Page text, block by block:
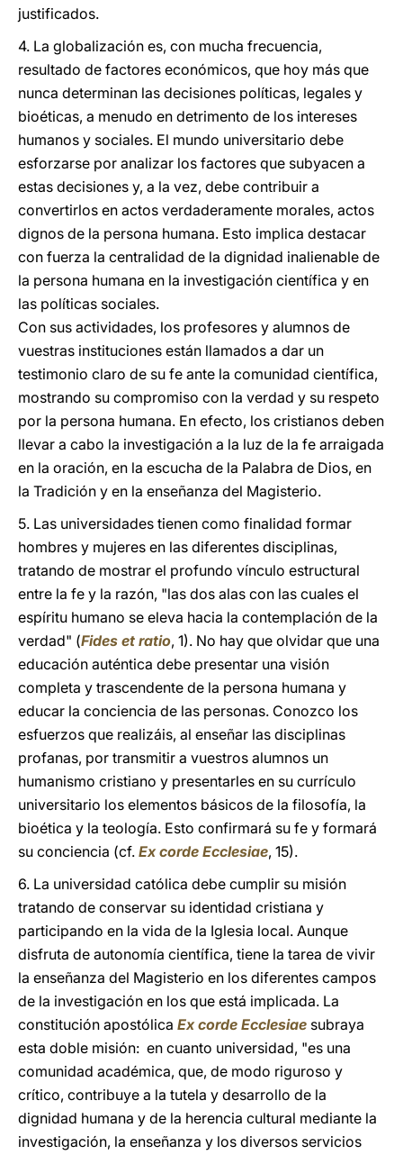
justificados.
4. La globalización es, con mucha frecuencia,
resultado de factores económicos, que hoy más que
nunca determinan las decisiones políticas, legales y
bioéticas, a menudo en detrimento de los intereses
humanos y sociales. El mundo universitario debe
esforzarse por analizar los factores que subyacen a
estas decisiones y, a la vez, debe contribuir a
convertirlos en actos verdaderamente morales, actos
dignos de la persona humana. Esto implica destacar
con fuerza la centralidad de la dignidad inalienable de
la persona humana en la investigación científica y en
las políticas sociales.
Con sus actividades, los profesores y alumnos de
vuestras instituciones están llamados a dar un
testimonio claro de su fe ante la comunidad científica,
mostrando su compromiso con la verdad y su respeto
por la persona humana. En efecto, los cristianos deben
llevar a cabo la investigación a la luz de la fe arraigada
en la oración, en la escucha de la Palabra de Dios, en
la Tradición y en la enseñanza del Magisterio.
5. Las universidades tienen como finalidad formar
hombres y mujeres en las diferentes disciplinas,
tratando de mostrar el profundo vínculo estructural
entre la fe y la razón, "las dos alas con las cuales el
espíritu humano se eleva hacia la contemplación de la
verdad" (Fides et ratio, 1). No hay que olvidar que una
educación auténtica debe presentar una visión
completa y trascendente de la persona humana y
educar la conciencia de las personas. Conozco los
esfuerzos que realizáis, al enseñar las disciplinas
profanas, por transmitir a vuestros alumnos un
humanismo cristiano y presentarles en su currículo
universitario los elementos básicos de la filosofía, la
bioética y la teología. Esto confirmará su fe y formará
su conciencia (cf. Ex corde Ecclesiae, 15).
6. La universidad católica debe cumplir su misión
tratando de conservar su identidad cristiana y
participando en la vida de la Iglesia local. Aunque
disfruta de autonomía científica, tiene la tarea de vivir
la enseñanza del Magisterio en los diferentes campos
de la investigación en los que está implicada. La
constitución apostólica Ex corde Ecclesiae subraya
esta doble misión: en cuanto universidad, "es una
comunidad académica, que, de modo riguroso y
crítico, contribuye a la tutela y desarrollo de la
dignidad humana y de la herencia cultural mediante la
investigación, la enseñanza y los diversos servicios